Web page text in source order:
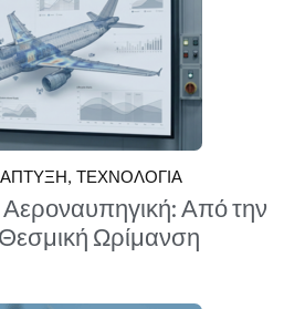
ΤΕΧΝΟΛΟΓΙΑ
Από την
Ωρίμανση